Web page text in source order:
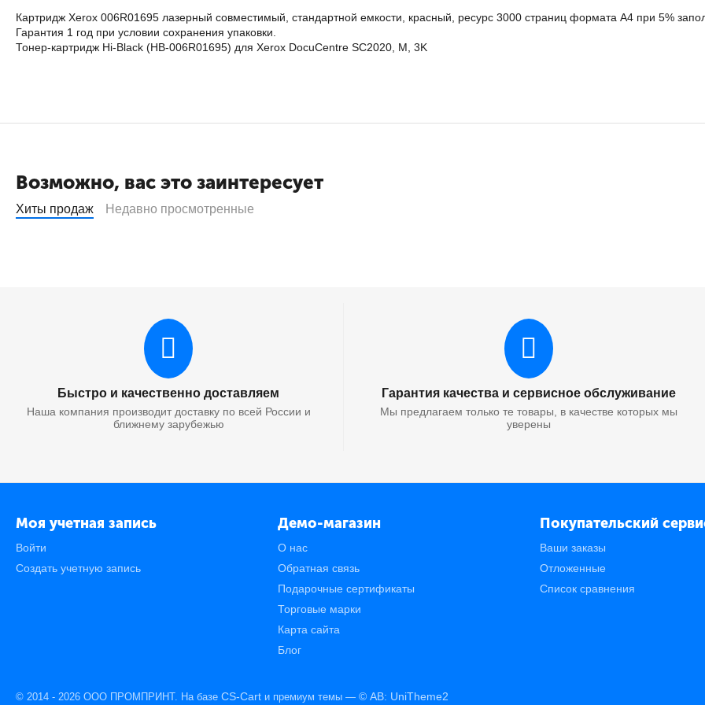
Картридж Xerox 006R01695 лазерный совместимый, стандартной емкости, красный, ресурс 3000 страниц формата А4 при 5%
Гарантия 1 год при условии сохранения упаковки.
Тонер-картридж Hi-Black (HB-006R01695) для Xerox DocuCentre SC2020, M, 3K
Возможно, вас это заинтересует
Хиты продаж Недавно просмотренные
Быстро и качественно доставляем
Наша компания производит доставку по всей России и
ближнему зарубежью
Гарантия качества и сервисное обслуживание
Мы предлагаем только те товары, в качестве которых мы
уверены
Моя учетная запись
Войти
Создать учетную запись
Демо-магазин
О нас
Обратная связь
Подарочные сертификаты
Торговые марки
Карта сайта
Блог
Покупательский
Ваши заказы
Отложенные
Список сравнения
© 2014 - 2026 ООО ПРОМПРИНТ. На базе CS-Cart и премиум темы — © AB: UniTheme2